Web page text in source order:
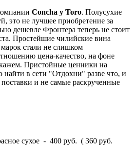
Concha y Toro. Полусухие
это не лучшее приобретение за
дешевле Фронтера теперь не стоит
Простейшие чилийские вина
стали не слишком
цена-качество, на фоне
Пристойные ценники на
в сети "Отдохни" разве что, и
и не самые раскрученные
сухое - 400 руб. ( 360 руб.